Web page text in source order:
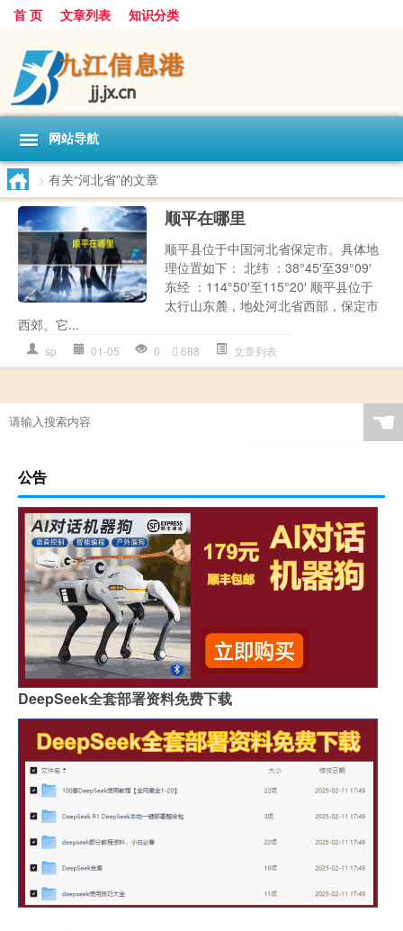
首 页 文章列表 知识分类
网站导航
> 有关“河北省”的文章
顺平在哪里
顺平县位于中国河北省保定市。具体地
理位置如下： 北纬 ：38°45′至39°09′
东经 ：114°50′至115°20′ 顺平县位于
太行山东麓，地处河北省西部，保定市
西郊。它...
sp 01-05 0 688 文章列表
☚
公告
DeepSeek全套部署资料免费下载